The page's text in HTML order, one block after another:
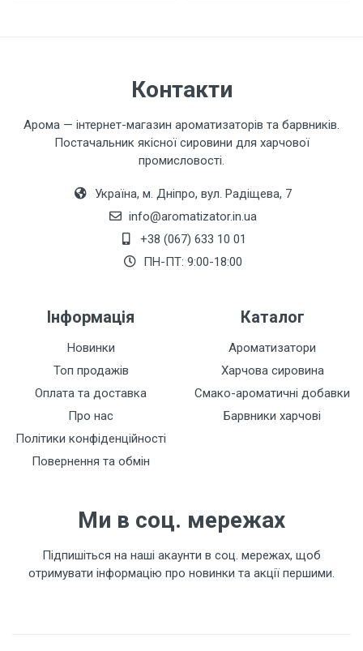
Залишити відгук
Контакти
Арома — інтернет-магазин ароматизаторів та барвників.
Постачальник якісної сировини для харчової
промисловості.
Україна, м. Дніпро, вул. Радіщева, 7
info@aromatizator.in.ua
+38 (067) 633 10 01
ПН-ПТ: 9:00-18:00
Інформація
Новинки
Топ продажів
Оплата та доставка
Про нас
Політики конфіденційності
Повернення та обмін
Каталог
Ароматизатори
Харчова сировина
Смако-ароматичні добавки
Барвники харчові
Ми в соц. мережах
Підпишіться на наші акаунти в соц. мережах, щоб
отримувати інформацію про новинки та акції першими.